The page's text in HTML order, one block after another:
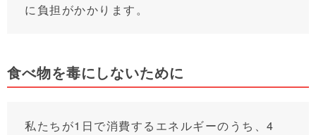
に負担がかかります。
食べ物を毒にしないために
私たちが1日で消費するエネルギーのうち、4